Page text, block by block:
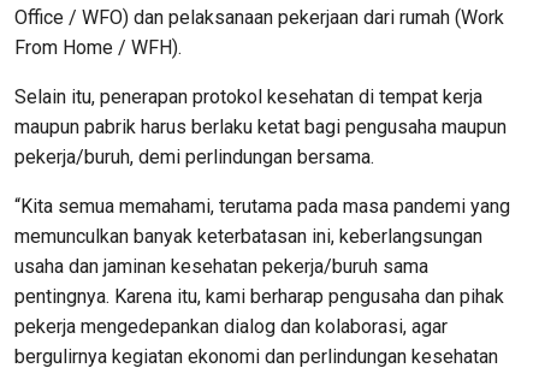
Office / WFO) dan pelaksanaan pekerjaan dari rumah (Work
From Home / WFH).
Selain itu, penerapan protokol kesehatan di tempat kerja
maupun pabrik harus berlaku ketat bagi pengusaha maupun
pekerja/buruh, demi perlindungan bersama.
“Kita semua memahami, terutama pada masa pandemi yang
memunculkan banyak keterbatasan ini, keberlangsungan
usaha dan jaminan kesehatan pekerja/buruh sama
pentingnya. Karena itu, kami berharap pengusaha dan pihak
pekerja mengedepankan dialog dan kolaborasi, agar
bergulirnya kegiatan ekonomi dan perlindungan kesehatan